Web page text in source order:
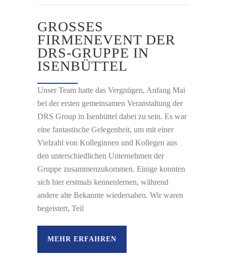
GROSSES F
IRMENEVENT DER D
RS-GRUPPE IN I
SENBÜTTEL
Unser Team hatte das Vergnügen, Anfang Mai
bei der ersten gemeinsamen Veranstaltung der
DRS Group in Isenbüttel dabei zu sein. Es war
eine fantastische Gelegenheit, um mit einer
Vielzahl von Kolleginnen und Kollegen aus
den unterschiedlichen Unternehmen der
Gruppe zusammenzukommen. Einige konnten
sich hier erstmals kennenlernen, während
andere alte Bekannte wiedersahen. Wir waren
begeistert, Teil
MEHR ERFAHREN